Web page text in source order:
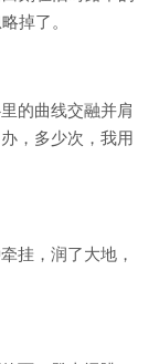
掉了。
的曲线交融并肩
，多少次，我用
挂，润了大地，